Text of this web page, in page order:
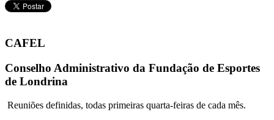
CAFEL
Conselho Administrativo da Fundação de Esportes
de Londrina
Reuniões definidas, todas primeiras quarta-feiras de cada mês.